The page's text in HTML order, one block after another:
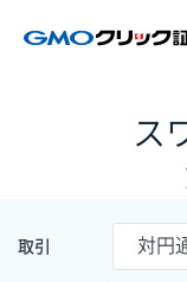
ス
取引 対円